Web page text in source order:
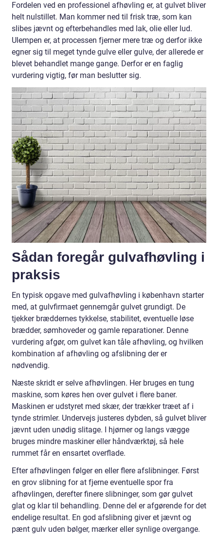
Fordelen ved en professionel afhøvling er, at gulvet bliver
helt nulstillet. Man kommer ned til frisk træ, som kan
slibes jævnt og efterbehandles med lak, olie eller lud.
Ulempen er, at processen fjerner mere træ og derfor ikke
egner sig til meget tynde gulve eller gulve, der allerede er
blevet behandlet mange gange. Derfor er en faglig
vurdering vigtig, før man beslutter sig.
Sådan foregår gulvafhøvling i
praksis
En typisk opgave med gulvafhøvling i københavn starter
med, at gulvfirmaet gennemgår gulvet grundigt. De
tjekker bræddernes tykkelse, stabilitet, eventuelle løse
brædder, sømhoveder og gamle reparationer. Denne
vurdering afgør, om gulvet kan tåle afhøvling, og hvilken
kombination af afhøvling og afslibning der er
nødvendig.
Næste skridt er selve afhøvlingen. Her bruges en tung
maskine, som køres hen over gulvet i flere baner.
Maskinen er udstyret med skær, der trækker træet af i
tynde strimler. Undervejs justeres dybden, så gulvet bliver
jævnt uden unødig slitage. I hjørner og langs vægge
bruges mindre maskiner eller håndværktøj, så hele
rummet får en ensartet overflade.
Efter afhøvlingen følger en eller flere afslibninger. Først
en grov slibning for at fjerne eventuelle spor fra
afhøvlingen, derefter finere slibninger, som gør gulvet
glat og klar til behandling. Denne del er afgørende for det
endelige resultat. En god afslibning giver et jævnt og
pænt gulv uden bølger, mærker eller synlige overgange.